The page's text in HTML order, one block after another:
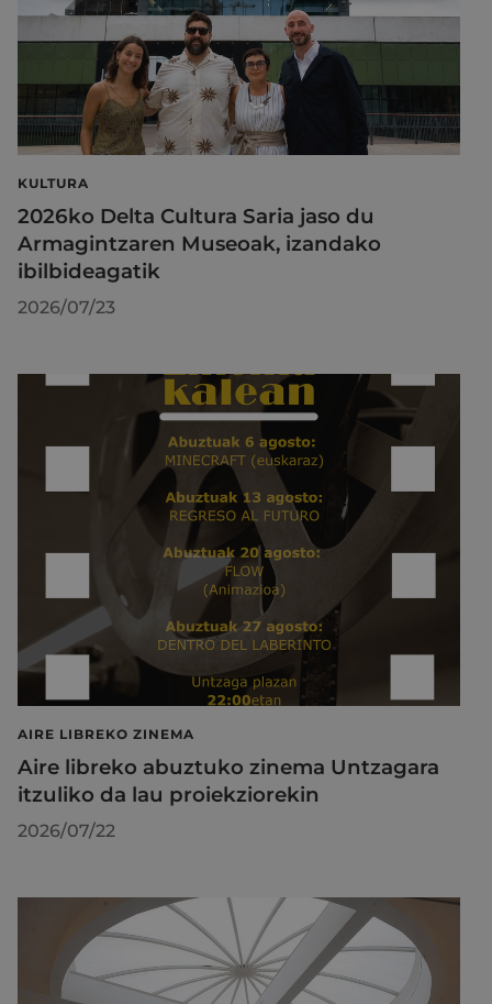
KULTURA
2026ko Delta Cultura Saria jaso du
Armagintzaren Museoak, izandako
ibilbideagatik
2026/07/23
AIRE LIBREKO ZINEMA
Aire libreko abuztuko zinema Untzagara
itzuliko da lau proiekziorekin
2026/07/22